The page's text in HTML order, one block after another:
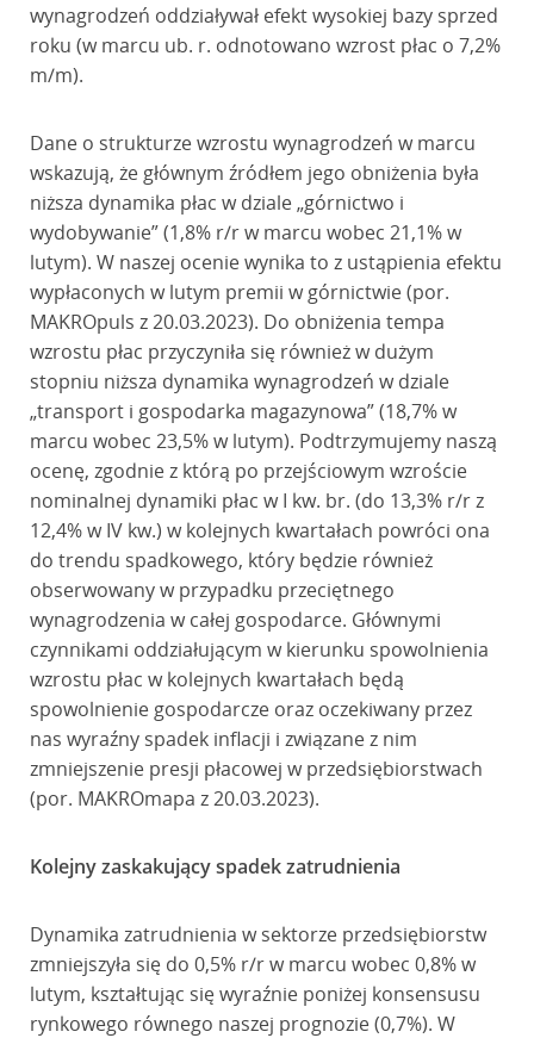
wynagrodzeń oddziaływał efekt wysokiej bazy sprzed
roku (w marcu ub. r. odnotowano wzrost płac o 7,2%
m/m).
Dane o strukturze wzrostu wynagrodzeń w marcu
wskazują, że głównym źródłem jego obniżenia była
niższa dynamika płac w dziale „górnictwo i
wydobywanie” (1,8% r/r w marcu wobec 21,1% w
lutym). W naszej ocenie wynika to z ustąpienia efektu
wypłaconych w lutym premii w górnictwie (por.
MAKROpuls z 20.03.2023). Do obniżenia tempa
wzrostu płac przyczyniła się również w dużym
stopniu niższa dynamika wynagrodzeń w dziale
„transport i gospodarka magazynowa” (18,7% w
marcu wobec 23,5% w lutym). Podtrzymujemy naszą
ocenę, zgodnie z którą po przejściowym wzroście
nominalnej dynamiki płac w I kw. br. (do 13,3% r/r z
12,4% w IV kw.) w kolejnych kwartałach powróci ona
do trendu spadkowego, który będzie również
obserwowany w przypadku przeciętnego
wynagrodzenia w całej gospodarce. Głównymi
czynnikami oddziałującym w kierunku spowolnienia
wzrostu płac w kolejnych kwartałach będą
spowolnienie gospodarcze oraz oczekiwany przez
nas wyraźny spadek inflacji i związane z nim
zmniejszenie presji płacowej w przedsiębiorstwach
(por. MAKROmapa z 20.03.2023).
Kolejny zaskakujący spadek zatrudnienia
Dynamika zatrudnienia w sektorze przedsiębiorstw
zmniejszyła się do 0,5% r/r w marcu wobec 0,8% w
lutym, kształtując się wyraźnie poniżej konsensusu
rynkowego równego naszej prognozie (0,7%). W